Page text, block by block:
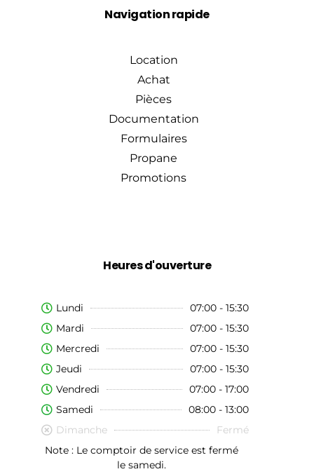
Navigation rapide
Location
Achat
Pièces
Documentation
Formulaires
Propane
Promotions
Heures d'ouverture
Lundi
07:00 - 15:30
Mardi
07:00 - 15:30
Mercredi
07:00 - 15:30
Jeudi
07:00 - 15:30
Vendredi
07:00 - 17:00
Samedi
08:00 - 13:00
Dimanche
Fermé
Note : Le comptoir de service est fermé
le samedi.